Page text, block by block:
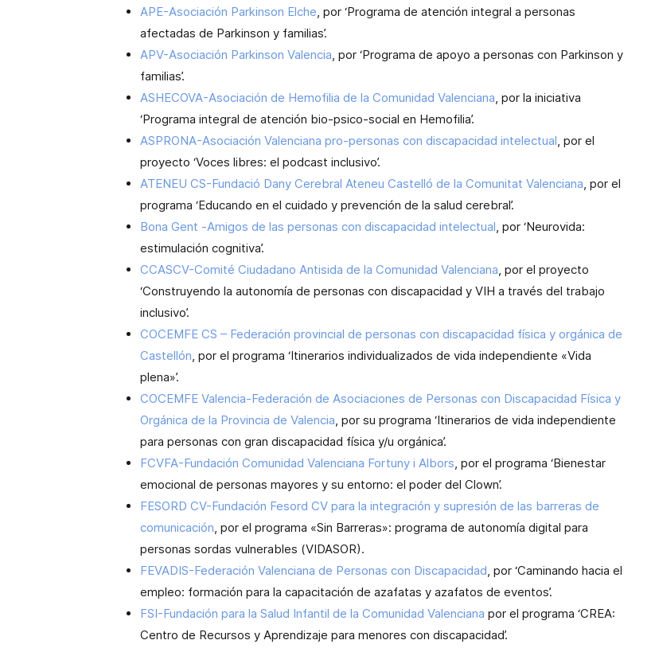
APE-Asociación Parkinson Elche, por ‘Programa de atención integral a personas
afectadas de Parkinson y familias’.
APV-Asociación Parkinson Valencia, por ‘Programa de apoyo a personas con Parkinson y
familias’.
ASHECOVA-Asociación de Hemofilia de la Comunidad Valenciana, por la iniciativa
‘Programa integral de atención bio-psico-social en Hemofilia’.
ASPRONA-Asociación Valenciana pro-personas con discapacidad intelectual, por el
proyecto ‘Voces libres: el podcast inclusivo’.
ATENEU CS-Fundació Dany Cerebral Ateneu Castelló de la Comunitat Valenciana, por el
programa ‘Educando en el cuidado y prevención de la salud cerebral’.
Bona Gent -Amigos de las personas con discapacidad intelectual, por ‘Neurovida:
estimulación cognitiva’.
CCASCV-Comité Ciudadano Antisida de la Comunidad Valenciana, por el proyecto
‘Construyendo la autonomía de personas con discapacidad y VIH a través del trabajo
inclusivo’.
COCEMFE CS – Federación provincial de personas con discapacidad física y orgánica de
Castellón, por el programa ‘Itinerarios individualizados de vida independiente «Vida
plena»’.
COCEMFE Valencia-Federación de Asociaciones de Personas con Discapacidad Física y
Orgánica de la Provincia de Valencia, por su programa ‘Itinerarios de vida independiente
para personas con gran discapacidad física y/u orgánica’.
FCVFA-Fundación Comunidad Valenciana Fortuny i Albors, por el programa ‘Bienestar
emocional de personas mayores y su entorno: el poder del Clown’.
FESORD CV-Fundación Fesord CV para la integración y supresión de las barreras de
comunicación, por el programa «Sin Barreras»: programa de autonomía digital para
personas sordas vulnerables (VIDASOR).
FEVADIS-Federación Valenciana de Personas con Discapacidad, por ‘Caminando hacia el
empleo: formación para la capacitación de azafatas y azafatos de eventos’.
FSI-Fundación para la Salud Infantil de la Comunidad Valenciana por el programa ‘CREA:
Centro de Recursos y Aprendizaje para menores con discapacidad’.